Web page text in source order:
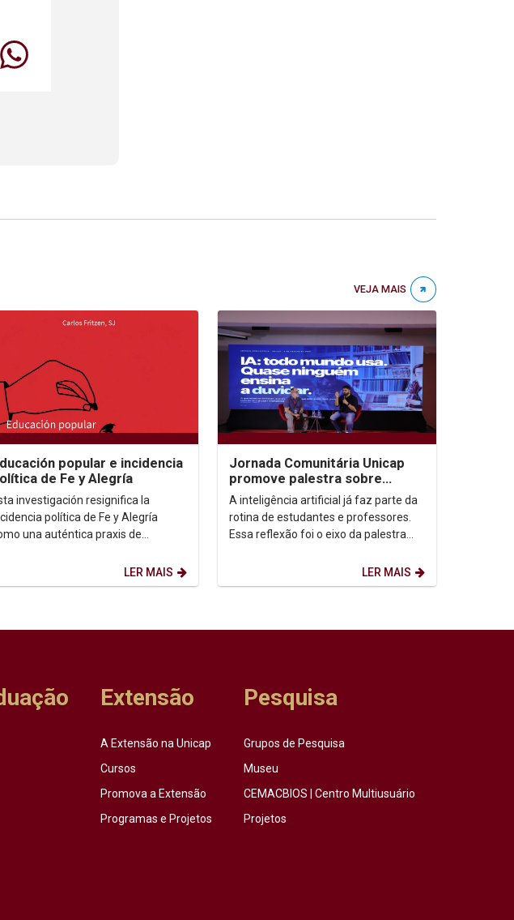
VEJA MAIS
popular e incidencia
de Fe y Alegría
investigación resignifica la
política de Fe y Alegría
una auténtica praxis de
LER MAIS
Jornada Comunitária Unicap
promove palestra sobre
aprendizagem com uso de IA
A inteligência artificial já faz parte da
rotina de estudantes e professores.
Essa reflexão foi o eixo da palestra
LER MAIS
Extensão
A Extensão na Unicap
Cursos
Promova a Extensão
Programas e Projetos
Pesquisa
Grupos de Pesquisa
Museu
CEMACBIOS | Centro Multiusuário
Projetos